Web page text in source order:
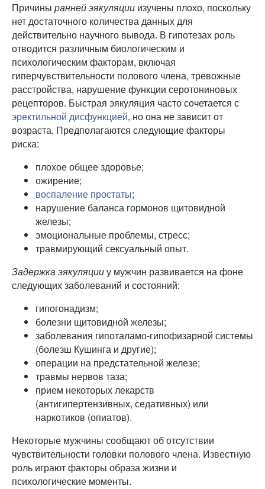
Причины ранней эякуляции изучены плохо, поскольку
нет достаточного количества данных для
действительно научного вывода. В гипотезах роль
отводится различным биологическим и
психологическим факторам, включая
гиперчувствительности полового члена, тревожные
расстройства, нарушение функции серотониновых
рецепторов. Быстрая эякуляция часто сочетается с
эректильной дисфункцией, но она не зависит от
возраста. Предполагаются следующие факторы
риска:
плохое общее здоровье;
ожирение;
воспаление простаты;
нарушение баланса гормонов щитовидной
железы;
эмоциональные проблемы, стресс;
травмирующий сексуальный опыт.
Задержка эякуляцииу мужчин развивается на фоне
следующих заболеваний и состояний:
гипогонадизм;
болезни щитовидной железы;
заболевания гипоталамо-гипофизарной системы
(болезш Кушинга и другие);
операции на предстательной железе;
травмы нервов таза;
прием некоторых лекарств
(антигипертензивных, седативных) или
наркотиков (опиатов).
Некоторые мужчины сообщают об отсутствии
чувствительности головки полового члена. Известную
роль играют факторы образа жизни и
психологические моменты.